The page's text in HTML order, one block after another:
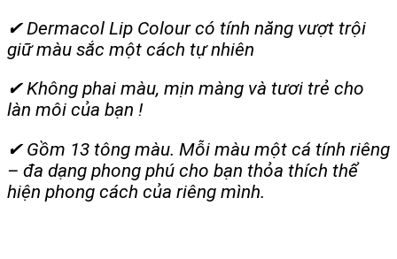
✔ Dermacol Lip Colour có tính năng vượt trội
giữ màu sắc một cách tự nhiên
✔ Không phai màu, mịn màng và tươi trẻ cho
làn môi của bạn !
✔ Gồm 13 tông màu. Mỗi màu một cá tính riêng
– đa dạng phong phú cho bạn thỏa thích thể
hiện phong cách của riêng mình.